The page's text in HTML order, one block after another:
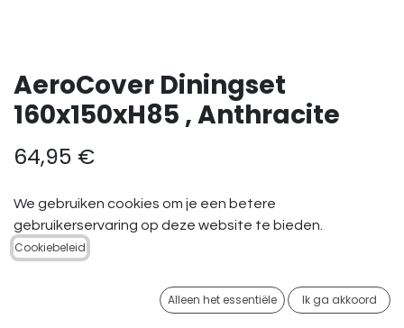
AeroCover Diningset
160x150xH85 , Anthracite
64,95 €
WINKELMANDJE
We gebruiken cookies om je een betere
gebruikerservaring op deze website te bieden.
Cookiebeleid
Alleen het essentiële Ik ga akkoord